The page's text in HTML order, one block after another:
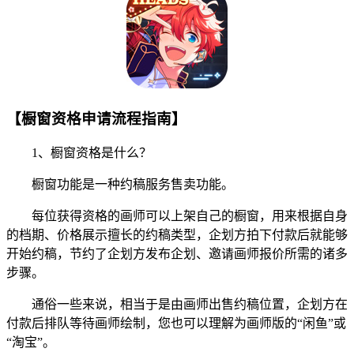
【橱窗资格申请流程指南】
1、橱窗资格是什么？
橱窗功能是一种约稿服务售卖功能。
每位获得资格的画师可以上架自己的橱窗，用来根据自身
的档期、价格展示擅长的约稿类型，企划方拍下付款后就能够
开始约稿，节约了企划方发布企划、邀请画师报价所需的诸多
步骤。
通俗一些来说，相当于是由画师出售约稿位置，企划方在
付款后排队等待画师绘制，您也可以理解为画师版的“闲鱼”或
“淘宝”。